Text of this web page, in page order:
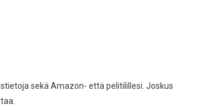
sekä Amazon- että pelitilillesi. Joskus